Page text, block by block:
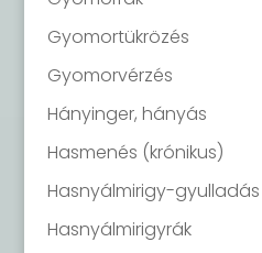
Gyomortükrözés
Gyomorvérzés
Hányinger, hányás
Hasmenés (krónikus)
Hasnyálmirigy-gyulladás
Hasnyálmirigyrák